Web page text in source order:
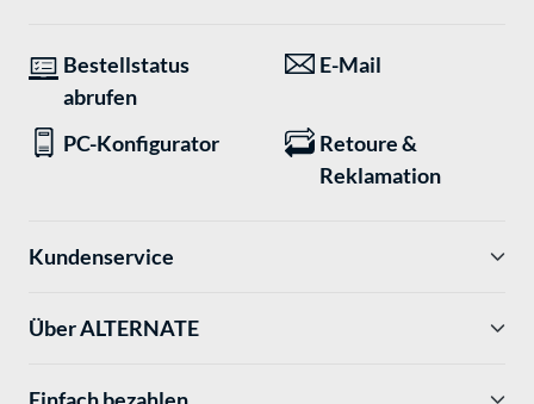
Bestellstatus
abrufen
E-Mail
PC-Konfigurator
Retoure &
Reklamation
Kundenservice
Über ALTERNATE